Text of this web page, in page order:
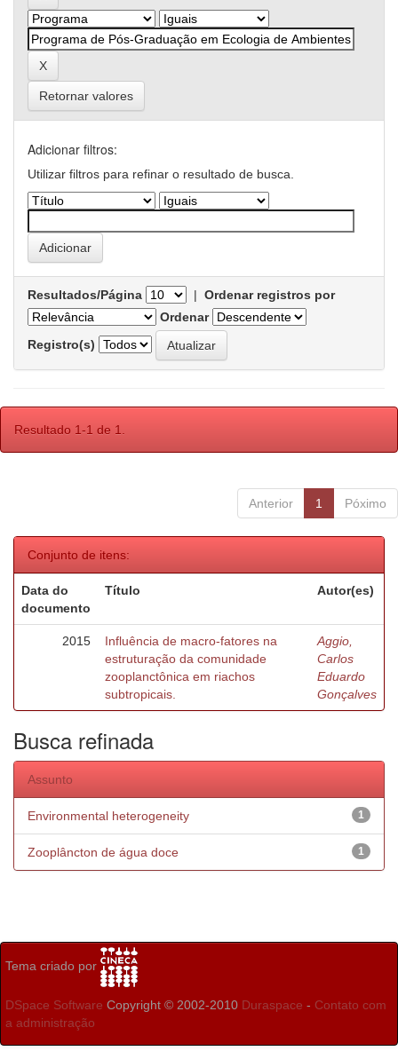
Retornar valores
Adicionar filtros:
Utilizar filtros para refinar o resultado de busca.
Resultados/Página | Ordenar registros por
Ordenar
Registro(s)
Resultado 1-1 de 1.
Anterior 1 Póximo
Conjunto de itens:
Data do
documento
Título Autor(es)
2015
Influência de macro-fatores na
estruturação da comunidade
zooplanctônica em riachos
subtropicais.
Aggio,
Carlos
Eduardo
Gonçalves
Busca refinada
Assunto
1
Environmental heterogeneity
1
Zooplâncton de água doce
Tema criado por
DSpace Software Copyright © 2002-2010 Duraspace - Contato com
a administração